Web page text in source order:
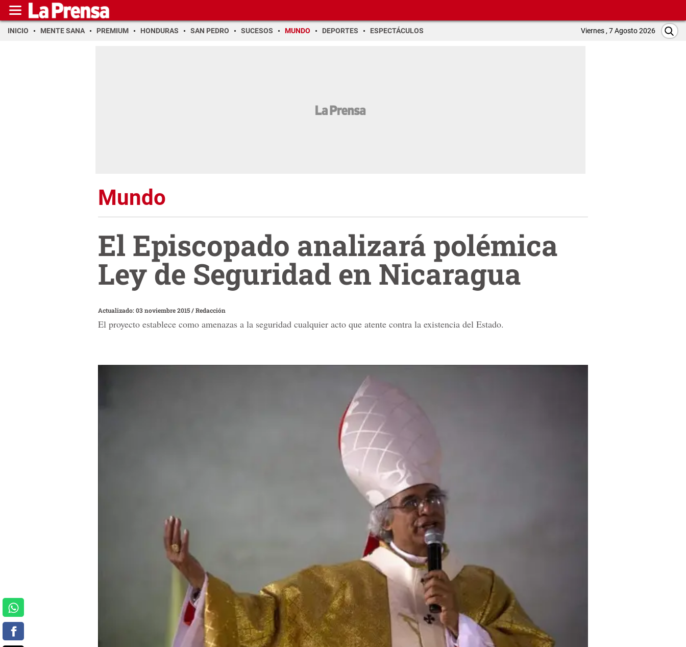
INICIO MENTE SANA PREMIUM HONDURAS SAN PEDRO SUCESOS MUNDO DEPORTES ESPECTÁCULOS Viernes , 7 Agosto 2026
Mundo
El Episcopado analizará polémica
Ley de Seguridad en Nicaragua
Actualizado: 03 noviembre 2015/Redacción
El proyecto establece como amenazas a la seguridad cualquier acto que atente contra la existencia del Estado.